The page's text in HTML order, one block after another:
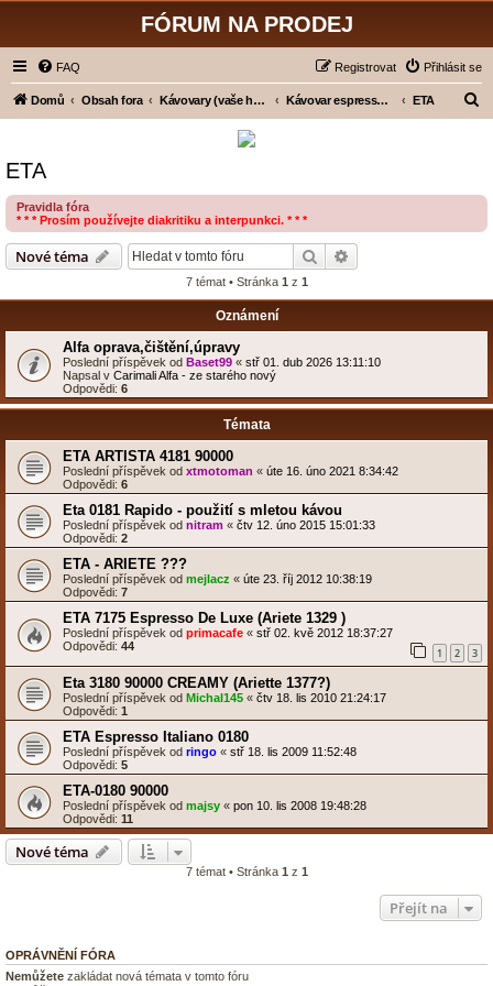
FÓRUM NA PRODEJ
FAQ Přihlásit se
Registrovat
Domů Obsah fora Kávovary (vaše hodnocení) Kávovar espresso - pákový ETA
a
t
ETA
Pravidla fóra
* * * Prosím používejte diakritiku a interpunkci. * * *
Nové téma Hledat
7 témat • Stránka 1 z 1
Oznámení
Alfa oprava,čištění,úpravy
Poslední příspěvek od Baset99 « stř 01. dub 2026 13:11:10
Napsal v Carimali Alfa - ze starého nový
Odpovědi: 6
Témata
ETA ARTISTA 4181 90000
Poslední příspěvek od xtmotoman « úte 16. úno 2021 8:34:42
Odpovědi: 6
Eta 0181 Rapido - použití s mletou kávou
Poslední příspěvek od nitram « čtv 12. úno 2015 15:01:33
Odpovědi: 2
ETA - ARIETE ???
Poslední příspěvek od mejlacz « úte 23. říj 2012 10:38:19
Odpovědi: 7
ETA 7175 Espresso De Luxe (Ariete 1329 )
Poslední příspěvek od primacafe « stř 02. kvě 2012 18:37:27
Odpovědi: 44 1 2 3
Eta 3180 90000 CREAMY (Ariette 1377?)
Poslední příspěvek od Michal145 « čtv 18. lis 2010 21:24:17
Odpovědi: 1
ETA Espresso Italiano 0180
Poslední příspěvek od ringo « stř 18. lis 2009 11:52:48
Odpovědi: 5
ETA-0180 90000
Poslední příspěvek od majsy « pon 10. lis 2008 19:48:28
Odpovědi: 11
Nové téma
7 témat • Stránka 1 z 1
Přejít na
OPRÁVNĚNÍ FÓRA
Nemůžete zakládat nová témata v tomto fóru